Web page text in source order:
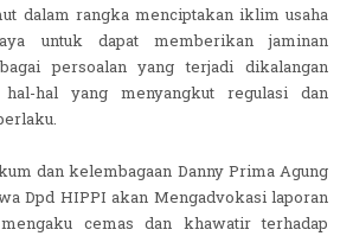
dalam rangka menciptakan iklim usaha
untuk dapat memberikan jaminan
persoalan yang terjadi dikalangan
hal-hal yang menyangkut regulasi dan
dan kelembagaan Danny Prima Agung
Dpd HIPPI akan Mengadvokasi laporan
cemas dan khawatir terhadap